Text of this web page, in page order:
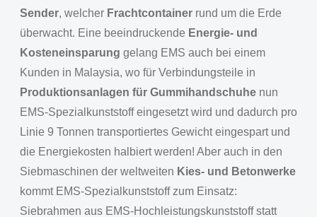
Sender, welcher Frachtcontainer rund um die Erde
überwacht. Eine beeindruckende Energie- und
Kosteneinsparung gelang EMS auch bei einem
Kunden in Malaysia, wo für Verbindungsteile in
Produktionsanlagen für Gummihandschuhe nun
EMS-Spezialkunststoff eingesetzt wird und dadurch pro
Linie 9 Tonnen transportiertes Gewicht eingespart und
die Energiekosten halbiert werden! Aber auch in den
Siebmaschinen der weltweiten Kies- und Betonwerke
kommt EMS-Spezialkunststoff zum Einsatz:
Siebrahmen aus EMS-Hochleistungskunststoff statt